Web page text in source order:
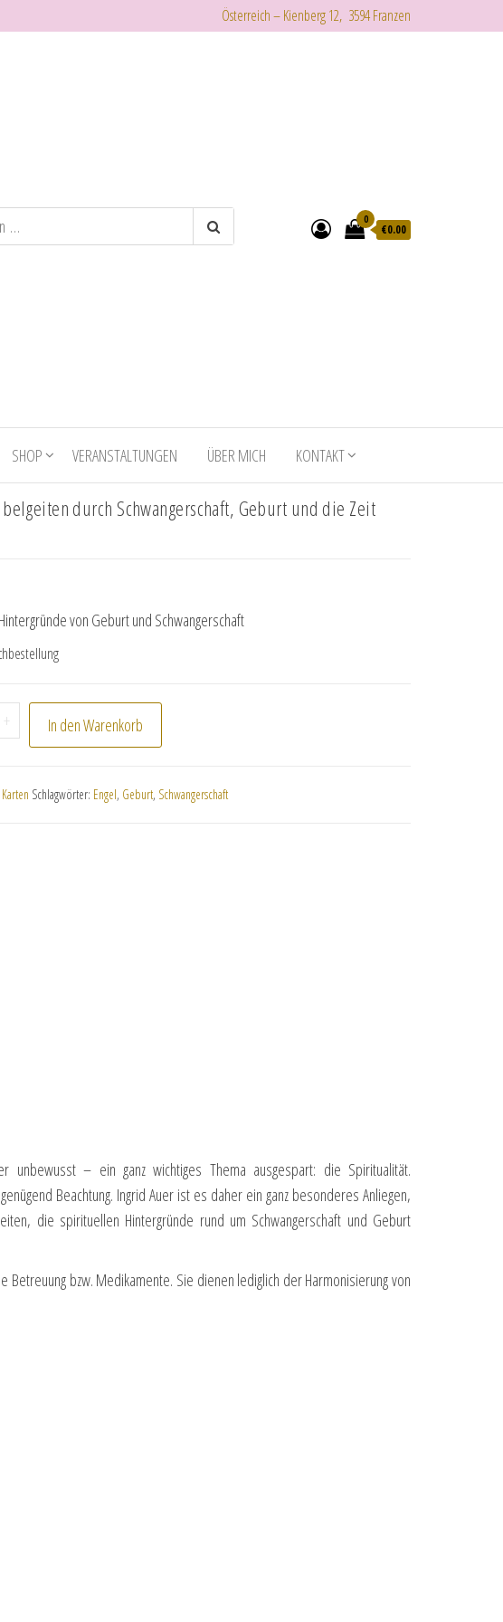
Österreich – Kienberg 12, 3594 Franzen
0
€0.00
SHOP VERANSTALTUNGEN ÜBER MICH KONTAKT
belgeiten durch Schwangerschaft, Geburt und die Zeit
von Geburt und Schwangerschaft
belgeiten durch Schwangerschaft, Geburt und die Zeit danach" Menge
+ In den Warenkorb
Schlagwörter: Engel, Geburt, Schwangerschaft
– ein ganz wichtiges Thema ausgespart: die Spiritualität.
Beachtung. Ingrid Auer ist es daher ein ganz besonderes Anliegen,
die spirituellen Hintergründe rund um Schwangerschaft und Geburt
bzw. Medikamente. Sie dienen lediglich der Harmonisierung von